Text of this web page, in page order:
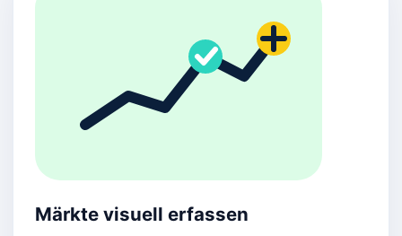
Märkte visuell erfassen